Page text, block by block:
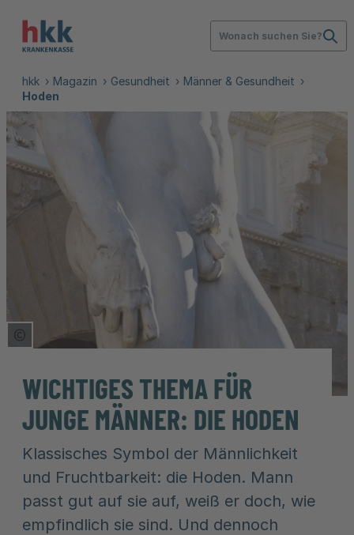
Wonach suchen Sie?
hkk Magazin Gesundheit
Männer & Gesundheit
Hoden
Copyright Tooltip öffnen
WICHTIGES THEMA FÜR
JUNGE MÄNNER: DIE HODEN
Klassisches Symbol der Männlichkeit
und Fruchtbarkeit: die Hoden. Mann
passt gut auf sie auf, weiß er doch, wie
empfindlich sie sind. Und dennoch